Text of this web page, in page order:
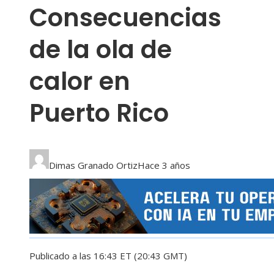
Consecuencias
de la ola de
calor en
Puerto Rico
Dimas Granado OrtizHace 3 años
Publicado a las 16:43 ET (20:43 GMT)